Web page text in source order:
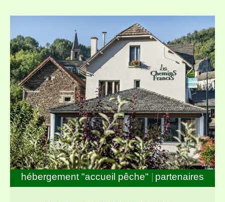
hébergement "accueil pêche" partenaires